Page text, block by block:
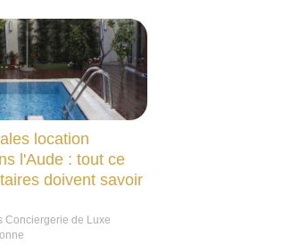
location
l'Aude : tout ce
doivent savoir
Conciergerie de Luxe